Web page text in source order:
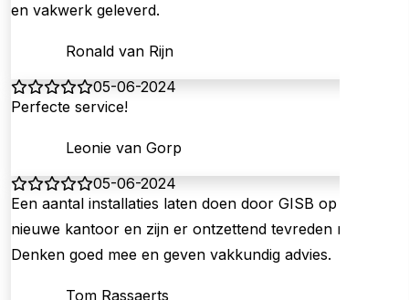
en vakwerk geleverd.
Ronald van Rijn
05-06-2024
Perfecte service!
Leonie van Gorp
05-06-2024
Een aantal installaties laten doen door GISB op ons
nieuwe kantoor en zijn er ontzettend tevreden mee!
Denken goed mee en geven vakkundig advies.
Tom Rassaerts